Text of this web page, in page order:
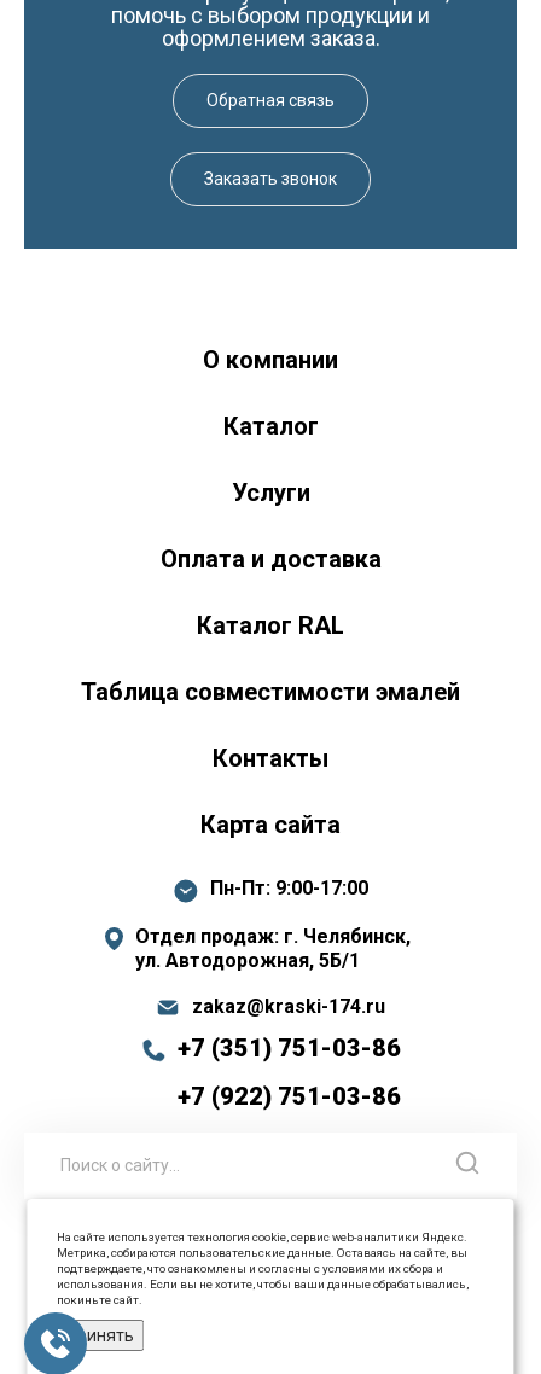
помочь с выбором продукции и
оформлением заказа.
Обратная связь
Заказать звонок
О компании
Каталог
Услуги
Оплата и доставка
Каталог RAL
Таблица совместимости эмалей
Контакты
Карта сайта
Пн-Пт: 9:00-17:00
Отдел продаж: г. Челябинск,
ул. Автодорожная, 5Б/1
zakaz@kraski-174.ru
+7 (351) 751-03-86
+7 (922) 751-03-86
© 2026 ООО Промышленные технологии Все права
защищены
На сайте используется технология cookie, сервис web-аналитики Яндекс.
Метрика, собираются пользовательские данные. Оставаясь на сайте, вы
подтверждаете, что ознакомлены и согласны с условиями их сбора и
использования. Если вы не хотите, чтобы ваши данные обрабатывались,
покиньте сайт.
Принять